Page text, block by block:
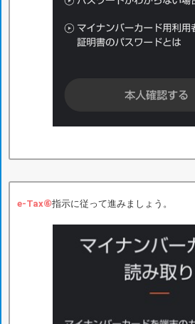
e-Tax⑥指示に従って進みましょう。